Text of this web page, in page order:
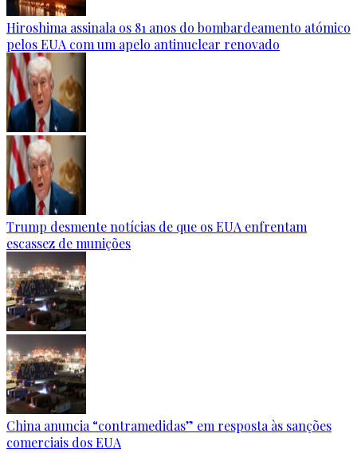
Hiroshima assinala os 81 anos do bombardeamento atómico
pelos EUA com um apelo antinuclear renovado
Trump desmente notícias de que os EUA enfrentam
escassez de munições
China anuncia “contramedidas” em resposta às sanções
comerciais dos EUA